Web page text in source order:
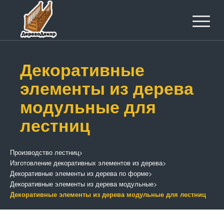
Декоративные
элементы из дерева
модульные для
лестниц
Производство лестниц>
Изготовление декоративных элементов из дерева>
Декоративные элементы из дерева по форме>
Декоративные элементы из дерева модульные>
Декоративные элементы из дерева модульные для лестниц